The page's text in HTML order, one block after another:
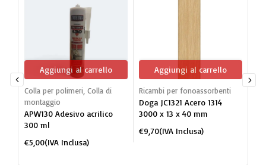
Aggiungi al carrello
Colla per polimeri, Colla di
montaggio
APW130 Adesivo acrilico
300 ml
€5,00(IVA Inclusa)
Aggiungi al carrello
Ricambi per fonoassorbenti
Doga JC1321 Acero 1314
3000 x 13 x 40 mm
€9,70(IVA Inclusa)